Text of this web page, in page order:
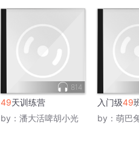
814
49天训练营
by： 潘大活啤胡小光
入门级49
by： 萌巴